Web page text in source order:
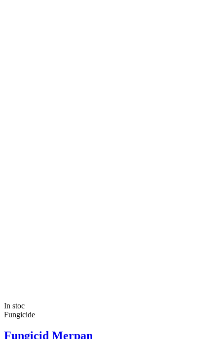
In stoc
Fungicide
Fungicid Merpan